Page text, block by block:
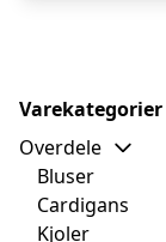
Varekategorier
Overdele
Bluser
Cardigans
Kjoler